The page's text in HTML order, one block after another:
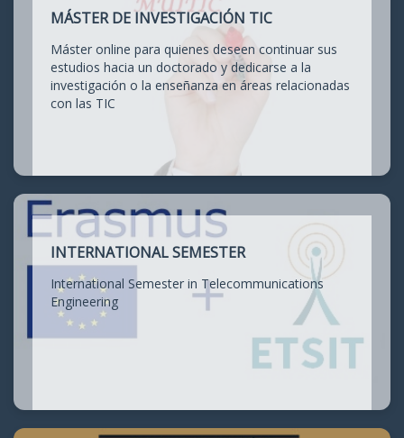
MÁSTER DE INVESTIGACIÓN TIC
Máster online para quienes deseen continuar sus
estudios hacia un doctorado y dedicarse a la
investigación o la enseñanza en áreas relacionadas
con las TIC
INTERNATIONAL SEMESTER
International Semester in Telecommunications
Engineering